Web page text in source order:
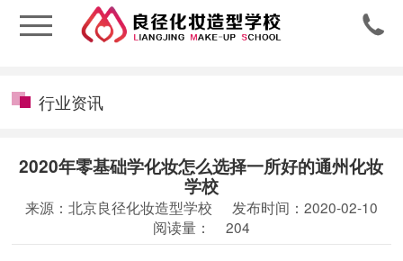

行业资讯
2020年零基础学化妆怎么选择一所好的通州化妆
学校
来源：北京良径化妆造型学校
发布时间：2020-02-10
阅读量：
204